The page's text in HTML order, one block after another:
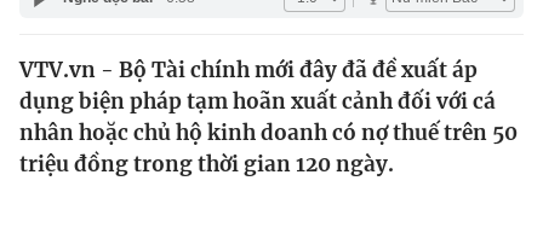
Y tế
Thế giới
Tin tức
Thế giới đó đây
Kinh tế
VTV.vn - Bộ Tài chính mới đây đã đề xuất áp
dụng biện pháp tạm hoãn xuất cảnh đối với cá
nhân hoặc chủ hộ kinh doanh có nợ thuế trên 50
triệu đồng trong thời gian 120 ngày.